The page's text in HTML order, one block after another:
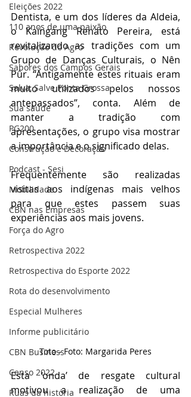
Eleições 2022
110 anos de uma paixão
Revolução do Agro
Sabores dos Campos Gerais
Salva, Salve Ponta Grossa
Sua saúde
PG200
Construção e Decoração
Podcast - Sesi
Mobilidade
CBN nas Empresas
Força do Agro
Retrospectiva 2022
Retrospectiva do Esporte 2022
Rota do desenvolvimento
Especial Mulheres
Informe publicitário
CBN Business
Censo 2022
Ruas da história
Dentista, e um dos líderes da Aldeia,
o Kaingang Renato Pereira, está
revitalizando as tradições com um
Grupo de Danças Culturais, o Nên
Pûr. “Antigamente estes rituais eram
muito utilizados pelos nossos
antepassados”, conta. Além de
manter a tradição com
apresentações, o grupo visa mostrar
a importância e o significado delas.
Frequentemente são realizadas
visitas aos indígenas mais velhos
para que estes passem suas
experiências aos mais jovens.
Toto - Foto: Margarida Peres
Esta ‘onda’ de resgate cultural
motivou a realização de uma